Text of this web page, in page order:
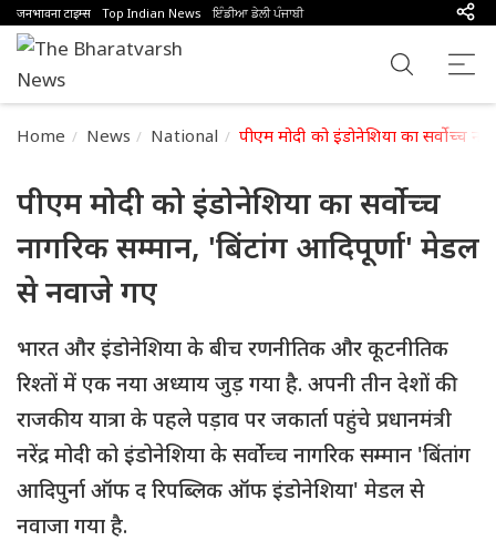
जनभावना टाइम्स Top Indian News ਇੰਡੀਆ ਡੇਲੀ ਪੰਜਾਬੀ
Home News National पीएम मोदी को इंडोनेशिया का सर्वोच्च
पीएम मोदी को इंडोनेशिया का सर्वोच्च
नागरिक सम्मान, 'बिंटांग आदिपूर्णा' मेडल
से नवाजे गए
भारत और इंडोनेशिया के बीच रणनीतिक और कूटनीतिक
रिश्तों में एक नया अध्याय जुड़ गया है. अपनी तीन देशों की
राजकीय यात्रा के पहले पड़ाव पर जकार्ता पहुंचे प्रधानमंत्री
नरेंद्र मोदी को इंडोनेशिया के सर्वोच्च नागरिक सम्मान 'बिंतांग
आदिपुर्ना ऑफ द रिपब्लिक ऑफ इंडोनेशिया' मेडल से
नवाजा गया है.